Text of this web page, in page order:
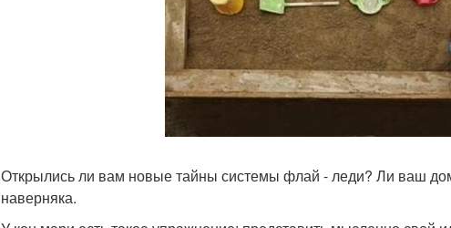
Открылись ли вам новые тайны системы флай - леди? Ли ваш
наверняка.